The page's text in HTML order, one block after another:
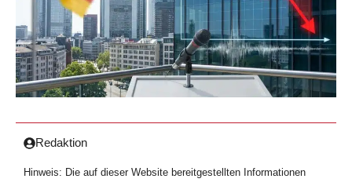
Redaktion
Hinweis: Die auf dieser Website bereitgestellten Informationen